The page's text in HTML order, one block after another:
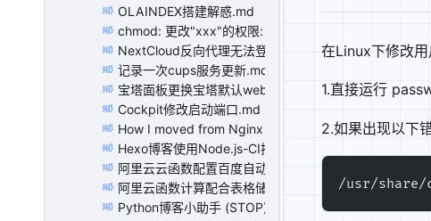
MD OLAINDEX搭建解惑.md
MD chmod: 更改"xxx"的权限: 不允许的操作.md
MD NextCloud反向代理无法登陆.md
MD 记录一次cups服务更新.md
MD 宝塔面板更换宝塔默认web服务器.md
MD Cockpit修改启动端口.md
MD How I moved from Nginx to Caddy.md
MD Hexo博客使用Node.js-CI持续构建.md
MD 阿里云云函数配置百度自动推送.md
MD 阿里云函数计算配合表格储存制作网页统计工具.md
MD Python博客小助手 (STOP).md
在Linux下修改用
1.直接运行
2.如果出现以下错
/usr/